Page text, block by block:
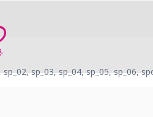
sp_03, sp_04, sp_05, sp_06,